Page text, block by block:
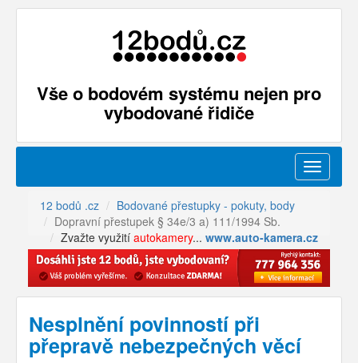
Vše o bodovém systému nejen pro
vybodované řidiče
Menu
12 bodů .cz
Bodované přestupky - pokuty, body
Dopravní přestupek § 34e/3 a) 111/1994 Sb.
Zvažte využití autokamery... www.auto-kamera.cz
Nesplnění povinností při
přepravě nebezpečných věcí